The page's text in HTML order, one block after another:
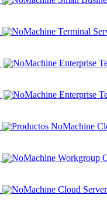
NoMachine Terminal
NoMachine Enterprise
NoMachine Enterprise
Productos NoMachine
NoMachine Workgroup
NoMachine Cloud Server